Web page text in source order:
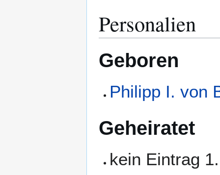
Personalien
Geboren
Philipp I. von
Geheiratet
kein Eintrag